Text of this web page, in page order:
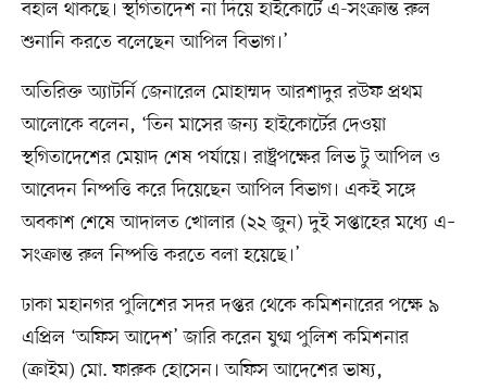
বহাল থাকছে। স্থগিতাদেশ না দিয়ে হাইকোর্টে এ-সংক্রান্ত রুল
শুনানি করতে বলেছেন আপিল বিভাগ।’
অতিরিক্ত অ্যাটর্নি জেনারেল মোহাম্মদ আরশাদুর রউফ প্রথম
আলোকে বলেন, ‘তিন মাসের জন্য হাইকোর্টের দেওয়া
স্থগিতাদেশের মেয়াদ শেষ পর্যায়ে। রাষ্ট্রপক্ষের লিভ টু আপিল ও
আবেদন নিষ্পত্তি করে দিয়েছেন আপিল বিভাগ। একই সঙ্গে
অবকাশ শেষে আদালত খোলার (২২ জুন) দুই সপ্তাহের মধ্যে এ–
সংক্রান্ত রুল নিষ্পত্তি করতে বলা হয়েছে।’
ঢাকা মহানগর পুলিশের সদর দপ্তর থেকে কমিশনারের পক্ষে ৯
এপ্রিল ‘অফিস আদেশ’ জারি করেন যুগ্ম পুলিশ কমিশনার
(ক্রাইম) মো. ফারুক হোসেন। অফিস আদেশের ভাষ্য,